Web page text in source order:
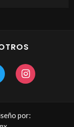
por: